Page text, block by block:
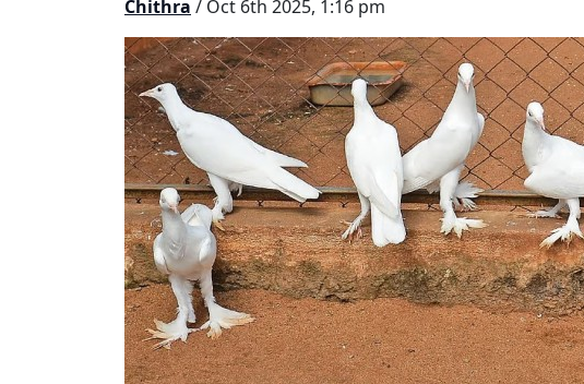
Chithra / Oct 6th 2025, 1:16 pm